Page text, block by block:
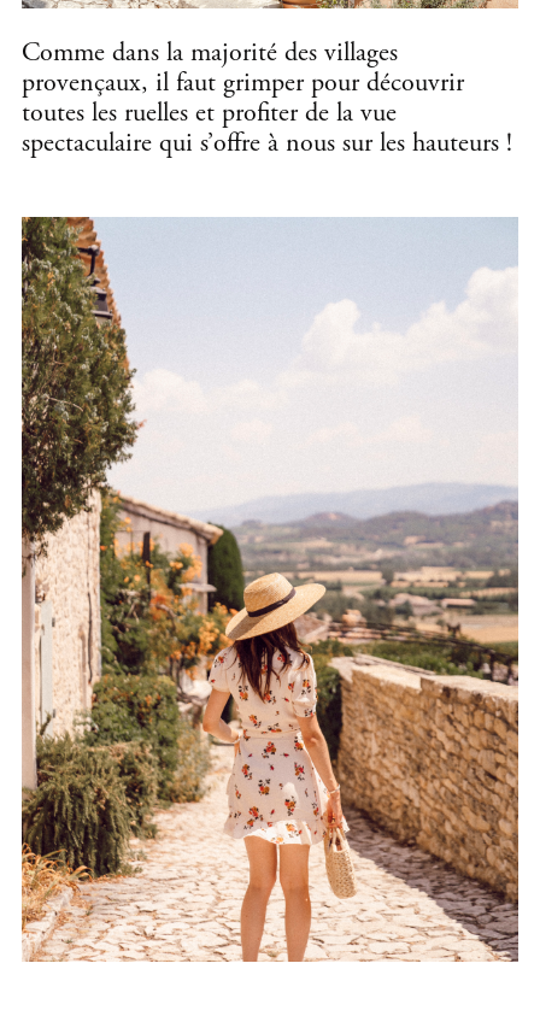
Comme dans la majorité des villages
provençaux, il faut grimper pour découvrir
toutes les ruelles et profiter de la vue
spectaculaire qui s’offre à nous sur les hauteurs !